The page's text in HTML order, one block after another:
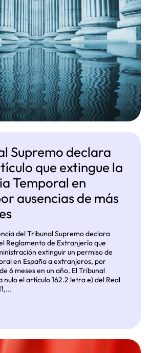
Supremo declara
que extingue la
Temporal en
ausencias de más
del Tribunal Supremo declara
Reglamento de Extranjería que
extinguir un permiso de
en España a extranjeros, por
6 meses en un año. El Tribunal
nulo el artículo 162.2 letra e) del Real